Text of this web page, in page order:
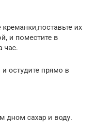
их
и поместите в
час.
остудите прямо в
дном сахар и воду.